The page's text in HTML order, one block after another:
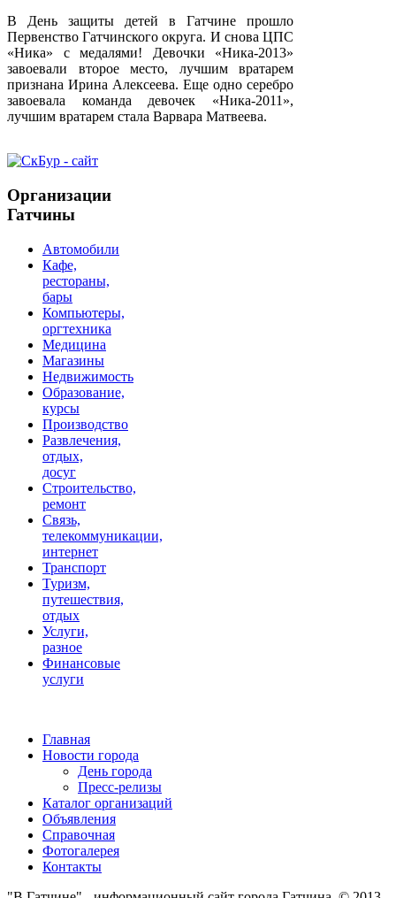
В День защиты детей в Гатчине прошло
Первенство Гатчинского округа. И снова ЦПС
«Ника» с медалями! Девочки «Ника-2013»
завоевали второе место, лучшим вратарем
признана Ирина Алексеева. Еще одно серебро
завоевала команда девочек «Ника-2011»,
лучшим вратарем стала Варвара Матвеева.
Организации
Гатчины
Автомобили
Кафе,
рестораны,
бары
Компьютеры,
оргтехника
Медицина
Магазины
Недвижимость
Образование,
курсы
Производство
Развлечения,
отдых,
досуг
Строительство,
ремонт
Связь,
телекоммуникации,
интернет
Транспорт
Туризм,
путешествия,
отдых
Услуги,
разное
Финансовые
услуги
Главная
Новости города
День города
Пресс-релизы
Каталог организаций
Объявления
Справочная
Фотогалерея
Контакты